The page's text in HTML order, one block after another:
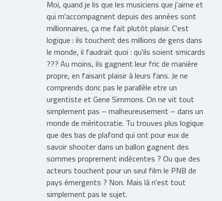
Moi, quand je lis que les musiciens que j'aime et
qui m'accompagnent depuis des années sont
millionnaires, ça me fait plutôt plaisir. C'est
logique : ils touchent des millions de gens dans
le monde, il faudrait quoi : qu'ils soient smicards
??? Au moins, ils gagnent leur fric de manière
propre, en faisant plaisir à leurs fans. Je ne
comprends donc pas le parallèle etre un
urgentiste et Gene Simmons. On ne vit tout
simplement pas – malheureusement – dans un
monde de méritocratie. Tu trouves plus logique
que des bas de plafond qui ont pour eux de
savoir shooter dans un ballon gagnent des
sommes proprement indécentes ? Ou que des
acteurs touchent pour un seul film le PNB de
pays émergents ? Non. Mais là n'est tout
simplement pas le sujet.